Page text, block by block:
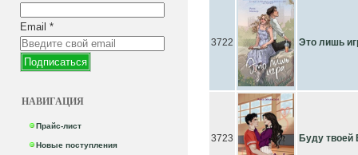
Email *
НАВИГАЦИЯ
Прайс-лист
Новые поступления
3722 Это лишь
3723 Буду твоей